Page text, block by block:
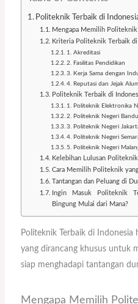
Politeknik Terbaik di
Mengapa Memilih
Kriteria Politeknik Terbaik di
1. Akreditasi
2. Fasilitas Pendidikan
3. Kerja Sama dengan
4. Reputasi dan Jejak
Politeknik Terbaik di
1. Politeknik Elektronika
2. Politeknik Negeri
3. Politeknik Negeri
4. Politeknik Negeri
5. Politeknik Negeri
Kelebihan Lulusan Politeknik
Cara Memilih Politeknik
Tantangan dan Peluang di
Ingin Masuk Politeknik
Bingung Mulai dari Mana?
Politeknik Terbaik di Indonesia
yang dirancang khusus untuk
siap menghadapi tantangan
Mengapa Memilih